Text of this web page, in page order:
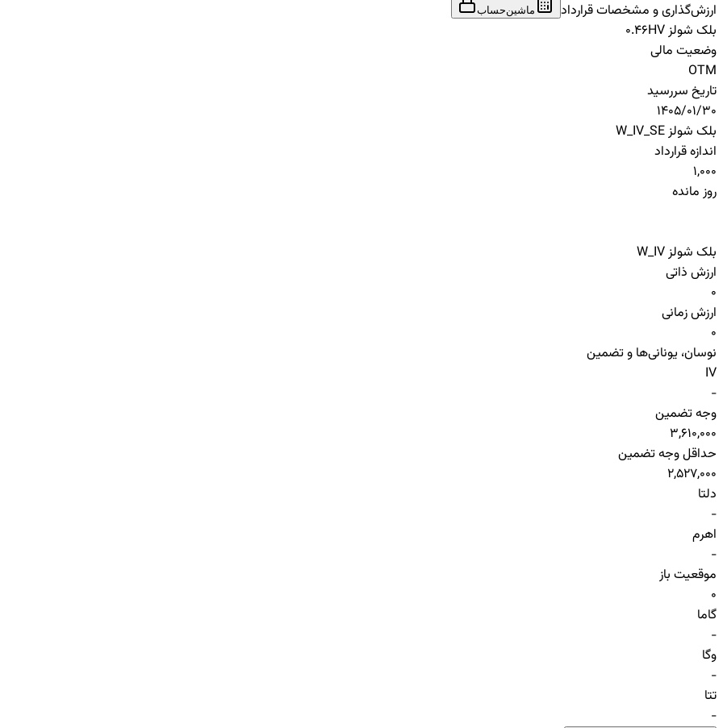
ارزش‌گذاری و مشخصات قرارداد
ماشین‌حساب
بلک شولز HV
0.46
وضعیت مالی
OTM
تاریخ سررسید
1405/01/30
بلک شولز W_IV_SE
اندازه قرارداد
1,000
روز مانده
بلک شولز W_IV
ارزش ذاتی
0
ارزش زمانی
0
نوسان، یونانی‌ها و تضمین
IV
-
وجه تضمین
3,610,000
حداقل وجه تضمین
2,527,000
دلتا
-
اهرم
-
موقعیت باز
0
گاما
-
وگا
-
تتا
-